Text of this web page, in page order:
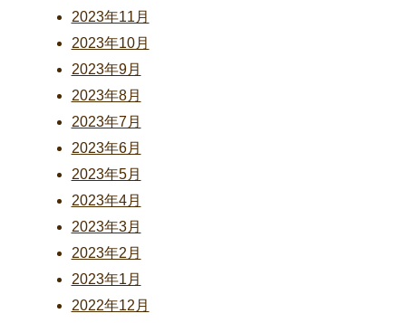
2023年11月
2023年10月
2023年9月
2023年8月
2023年7月
2023年6月
2023年5月
2023年4月
2023年3月
2023年2月
2023年1月
2022年12月